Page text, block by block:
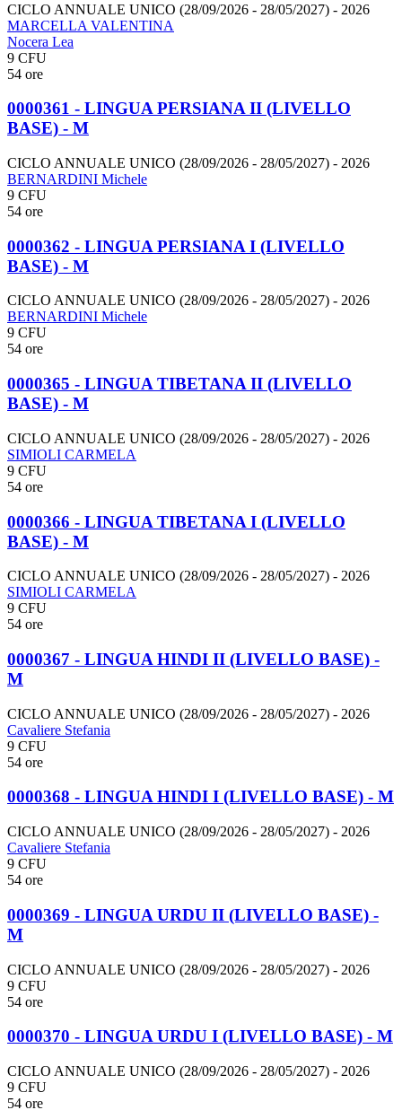
CICLO ANNUALE UNICO (28/09/2026 - 28/05/2027) - 2026
MARCELLA VALENTINA
Nocera Lea
9 CFU
54 ore
0000361 - LINGUA PERSIANA II (LIVELLO
BASE) - M
CICLO ANNUALE UNICO (28/09/2026 - 28/05/2027) - 2026
BERNARDINI Michele
9 CFU
54 ore
0000362 - LINGUA PERSIANA I (LIVELLO
BASE) - M
CICLO ANNUALE UNICO (28/09/2026 - 28/05/2027) - 2026
BERNARDINI Michele
9 CFU
54 ore
0000365 - LINGUA TIBETANA II (LIVELLO
BASE) - M
CICLO ANNUALE UNICO (28/09/2026 - 28/05/2027) - 2026
SIMIOLI CARMELA
9 CFU
54 ore
0000366 - LINGUA TIBETANA I (LIVELLO
BASE) - M
CICLO ANNUALE UNICO (28/09/2026 - 28/05/2027) - 2026
SIMIOLI CARMELA
9 CFU
54 ore
0000367 - LINGUA HINDI II (LIVELLO BASE) -
M
CICLO ANNUALE UNICO (28/09/2026 - 28/05/2027) - 2026
Cavaliere Stefania
9 CFU
54 ore
0000368 - LINGUA HINDI I (LIVELLO BASE) - M
CICLO ANNUALE UNICO (28/09/2026 - 28/05/2027) - 2026
Cavaliere Stefania
9 CFU
54 ore
0000369 - LINGUA URDU II (LIVELLO BASE) -
M
CICLO ANNUALE UNICO (28/09/2026 - 28/05/2027) - 2026
9 CFU
54 ore
0000370 - LINGUA URDU I (LIVELLO BASE) - M
CICLO ANNUALE UNICO (28/09/2026 - 28/05/2027) - 2026
9 CFU
54 ore